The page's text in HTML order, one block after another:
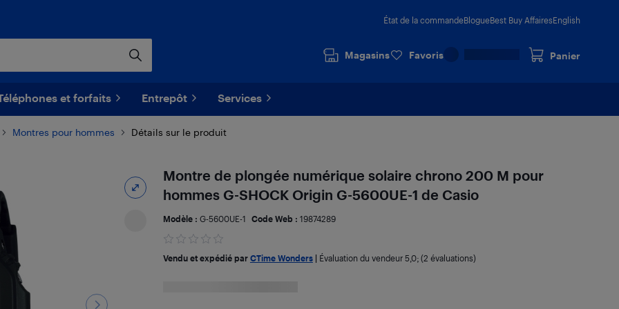
État de la commandeBlogueBest Buy AffairesEnglish
Magasins Favoris Panier
et forfaits Entrepôt Services
Montres pour hommes Détails sur le produit
Montre de plongée numérique solaire chrono 200 M pour
hommes G-SHOCK Origin G-5600UE-1 de Casio
Modèle : G-5600UE-1 Code Web : 19874289
Vendu et expédié par CTime Wonders| Évaluation du vendeur 5,0; (2 évaluations)